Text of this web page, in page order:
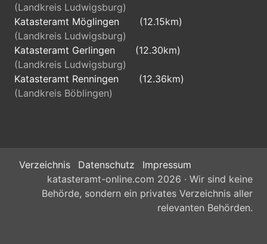
(Landkreis Ludwigsburg)
Katasteramt Möglingen
(12.15km)
(Landkreis Ludwigsburg)
Katasteramt Gerlingen
(12.30km)
(Landkreis Ludwigsburg)
Katasteramt Renningen
(12.36km)
(Landkreis Böblingen)
Verzeichnis Datenschutz
Impressum
katasteramt-online.com 2026 · Wir sind keine
Behörde, sondern ein privates Verzeichnis aller
relevanten Behörden.